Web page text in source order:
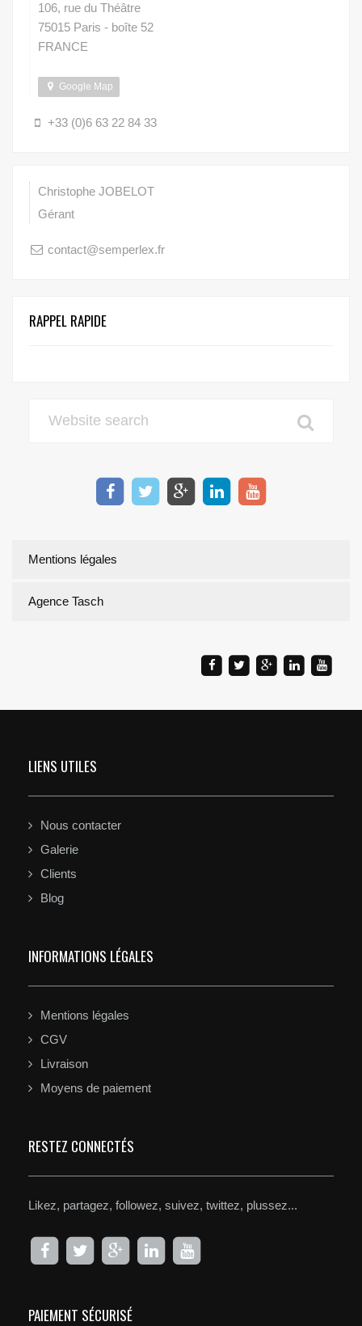
106, rue du Théâtre
75015 Paris - boîte 52
FRANCE
Google Map
+33 (0)6 63 22 84 33
Christophe JOBELOT
Gérant
contact@semperlex.fr
RAPPEL RAPIDE
Mentions légales
Agence Tasch
LIENS UTILES
Nous contacter
Galerie
Clients
Blog
INFORMATIONS LÉGALES
Mentions légales
CGV
Livraison
Moyens de paiement
RESTEZ CONNECTÉS
Likez, partagez, followez, suivez, twittez, plussez...
PAIEMENT SÉCURISÉ